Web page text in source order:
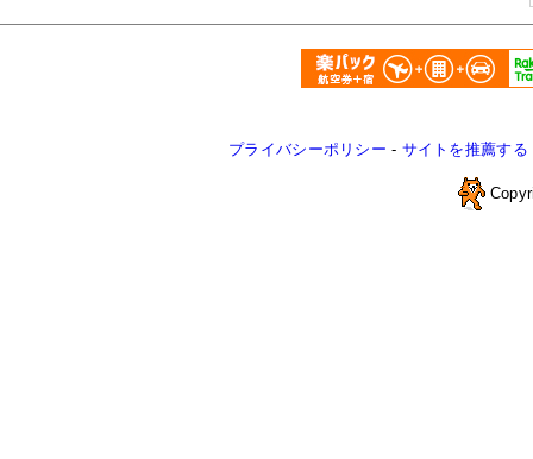
プライバシーポリシー - サイトを推薦する